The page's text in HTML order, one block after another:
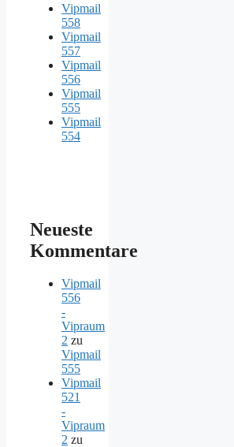
Vipmail
558
Vipmail
557
Vipmail
556
Vipmail
555
Vipmail
554
Neueste
Kommentare
Vipmail
556
-
Vipraum
2 zu
Vipmail
555
Vipmail
521
-
Vipraum
2 zu